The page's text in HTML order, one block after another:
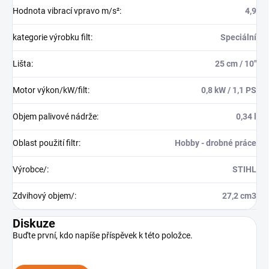
Hodnota vibrací vpravo m/s²: 4,9
kategorie výrobku filt: Speciální
Lišta: 25 cm / 10"
Motor výkon/kW/filt: 0,8 kW / 1,1 PS
Objem palivové nádrže: 0,34 l
Oblast použití filtr: Hobby - drobné práce
Výrobce/: STIHL
Zdvihový objem/: 27,2 cm3
Diskuze
Buďte první, kdo napíše příspěvek k této položce.